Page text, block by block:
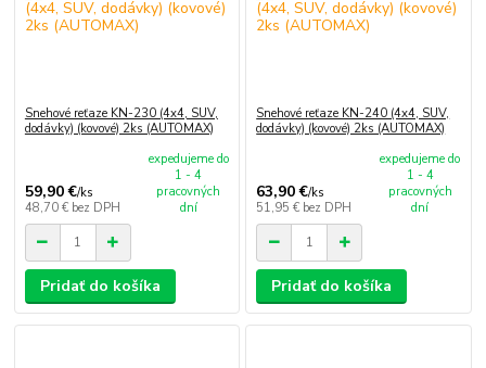
Snehové reťaze KN-230 (4x4, SUV,
dodávky) (kovové) 2ks (AUTOMAX)
59,90 €/ks
48,70 € bez DPH
expedujeme do
1 - 4
pracovných
dní
Pridať do košíka
Snehové reťaze KN-240 (4x4, SUV,
dodávky) (kovové) 2ks (AUTOMAX)
63,90 €/ks
51,95 € bez DPH
expedujeme do
1 - 4
pracovných
dní
Pridať do košíka